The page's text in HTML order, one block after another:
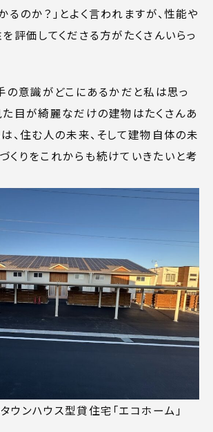
のか？」とよく言われますが、性能や
評価してくださる方がたくさんいらっ
の意識がどこにあるかだと私は思っ
た目が綺麗なだけの建物はたくさんあ
は、住む人の未来、そして建物自体の未
くりをこれからも続けていきたいと考
ウンハウス型貸住宅「エコホーム」